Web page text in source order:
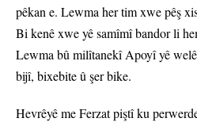
pêkan e. Lewma her tim xwe pêş
Bi kenê xwe yê samîmî bandor li
Lewma bû milîtanekî Apoyî yê
bijî, bixebite û şer bike.
Hevrêyê me Ferzat piştî ku